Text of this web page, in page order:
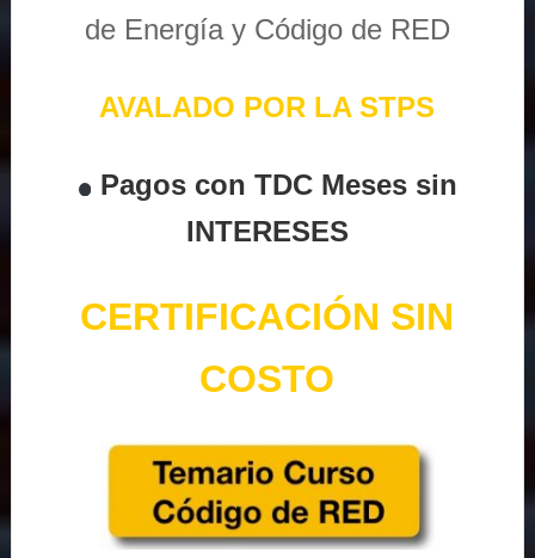
de Energía y Código de RED
AVALADO POR LA STPS
Pagos con TDC Meses sin
INTERESES
CERTIFICACIÓN SIN
COSTO